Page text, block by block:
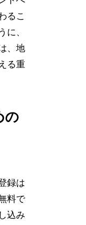
るこ
に、
、地
る重
の
録は
料で
込み